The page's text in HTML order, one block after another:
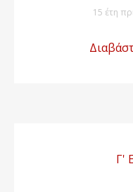
15 έτη
Γ'